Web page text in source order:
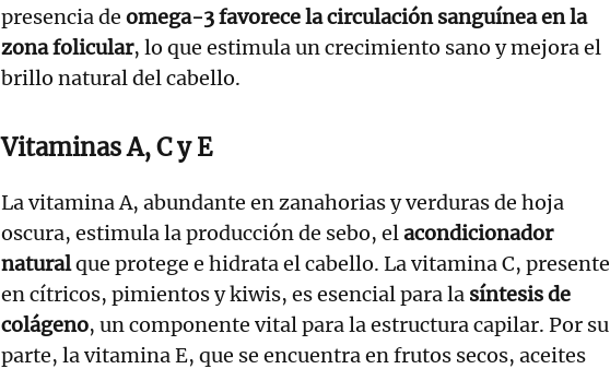
presencia de omega-3favorece la circulación sanguínea en la
zona folicular, lo que estimula un crecimiento sano y mejora el
brillo natural del cabello.
Vitaminas A, C y E
La vitamina A, abundante en zanahorias y verduras de hoja
oscura, estimula la producción de sebo, elacondicionador
naturalque protege e hidrata el cabello. La vitamina C, presente
en cítricos, pimientos y kiwis, es esencial para la síntesis de
colágeno, un componente vital para la estructura capilar. Por su
parte, la vitamina E, que se encuentra en frutos secos, aceites